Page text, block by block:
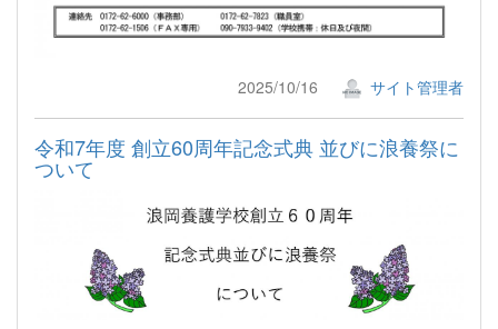
2025/10/16 サイト管理者
令和7年度 創立60周年記念式典 並びに浪養祭に
ついて